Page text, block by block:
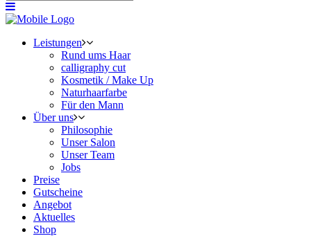
Leistungen
Rund ums Haar
calligraphy cut
Kosmetik / Make Up
Naturhaarfarbe
Für den Mann
Über uns
Philosophie
Unser Salon
Unser Team
Jobs
Preise
Gutscheine
Angebot
Aktuelles
Shop